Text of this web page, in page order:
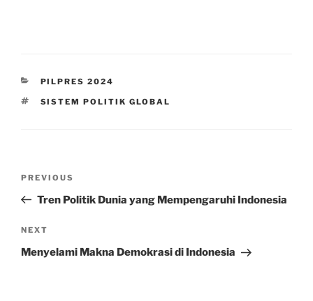
CATEGORIES
PILPRES 2024
TAGS
SISTEM POLITIK GLOBAL
Previous
Post
PREVIOUS
Tren Politik Dunia yang Mempengaruhi Indonesia
Next
Post
NEXT
Menyelami Makna Demokrasi di Indonesia